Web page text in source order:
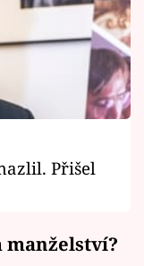
Přišel
manželství?